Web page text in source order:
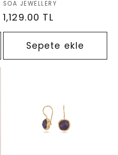
Satıcı:
SOA JEWELLERY
Normal
fiyat
1,129.00 TL
Sepete ekle